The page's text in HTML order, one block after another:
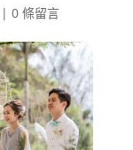
0 條留言